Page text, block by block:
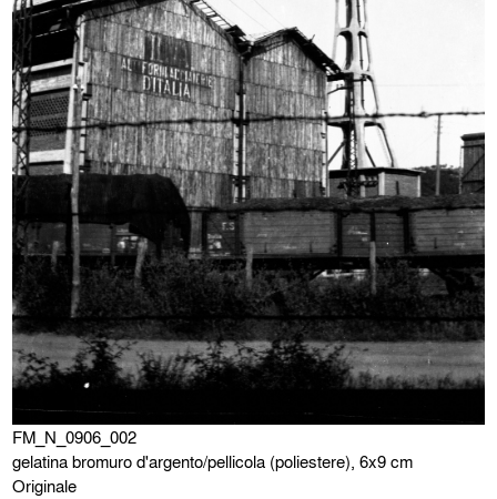
FM_N_0906_002
gelatina bromuro d'argento/pellicola (poliestere), 6x9 cm
Originale